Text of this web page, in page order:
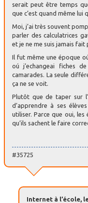
serait peut être temps
que c’est quand même lui
Moi, j’ai très souvent
parler des calculatrices
et je ne me suis jamais fait
Il fut même une époque
oú j’echangeai fiches
camarades. La seule
ça ne se voit.
Plutôt que de taper sur
d’apprendre à ses
utiliser. Parce que oui, les
qu’ils sachent le faire
#35725
Internet à l’école,